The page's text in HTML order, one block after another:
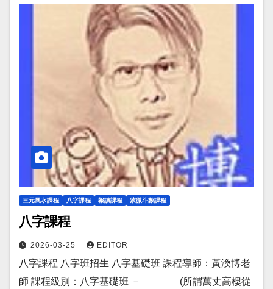
三元風水課程 八字課程 報讀課程 紫微斗數課程
八字課程
2026-03-25 EDITOR
八字課程 八字班招生 八字基礎班 課程導師：黃渙博老
師 課程級別：八字基礎班 － (所謂萬丈高樓從